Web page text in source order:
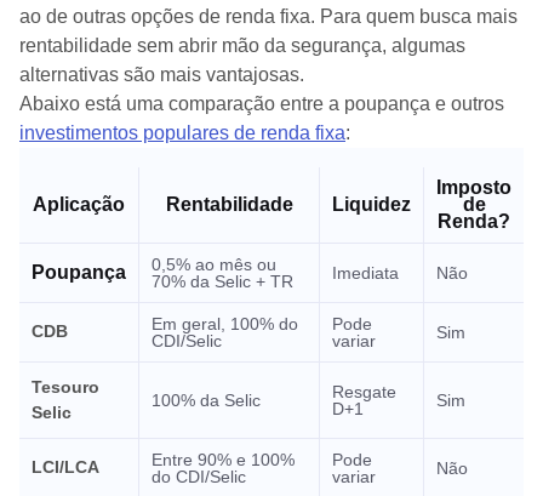
ao de outras opções de renda fixa. Para quem busca mais
rentabilidade sem abrir mão da segurança, algumas
alternativas são mais vantajosas.
Abaixo está uma comparação entre a poupança e outros
investimentos populares de renda fixa:
Aplicação Rentabilidade Liquidez
Imposto
de
Renda?
Poupança
0,5% ao mês ou
70% da Selic + TR
Imediata Não
CDB
Em geral, 100% do
CDI/Selic
Pode
variar
Sim
Tesouro
Selic
100% da Selic
Resgate
D+1
Sim
LCI/LCA
Entre 90% e 100%
do CDI/Selic
Pode
variar
Não